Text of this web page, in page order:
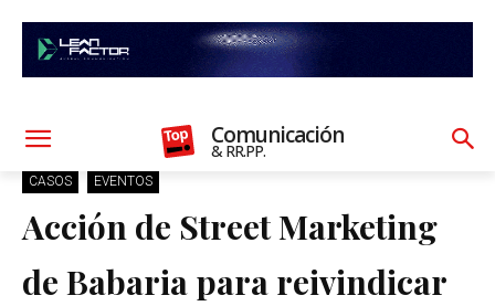
Comunicación
& RR.PP.
CASOS EVENTOS
Acción de Street Marketing
de Babaria para reivindicar